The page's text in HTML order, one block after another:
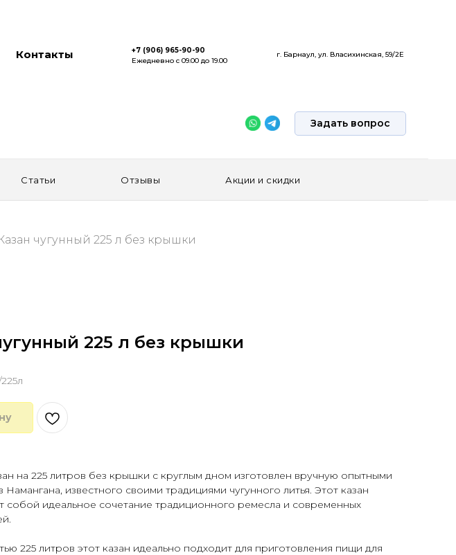
+7 (906) 965-90-90
Ежедневно с 09.00 до 19.00
г. Барнаул, ул. Власихинская, 59/2Е
Задать вопрос
Контакты
Статьи Отзывы Акции и скидки
чугунный 225 л без крышки
225 л без крышки
на 225 литров без крышки с круглым дном изготовлен вручную опытными
Намангана, известного своими традициями чугунного литья. Этот казан
собой идеальное сочетание традиционного ремесла и современных
225 литров этот казан идеально подходит для приготовления пищи для